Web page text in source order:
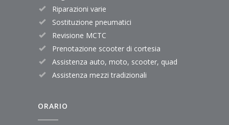
Riparazioni varie
Sostituzione pneumatici
Revisione MCTC
Prenotazione scooter di cortesia
Assistenza auto, moto, scooter, quad
Assistenza mezzi tradizionali
ORARIO